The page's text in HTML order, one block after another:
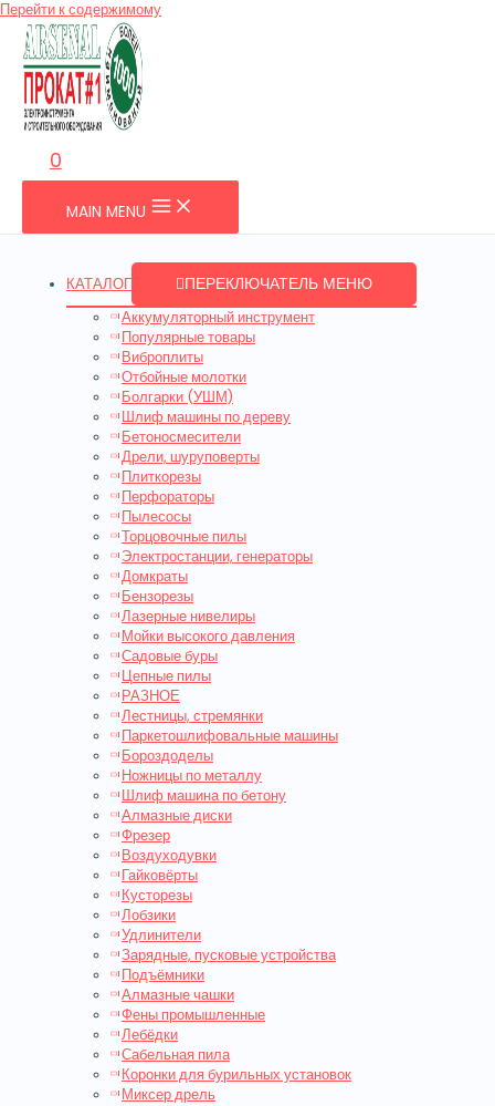
Перейти к содержимому
0
MAIN MENU
КАТАЛОГ ПЕРЕКЛЮЧАТЕЛЬ МЕНЮ
Аккумуляторный инструмент
Популярные товары
Виброплиты
Отбойные молотки
Болгарки (УШМ)
Шлиф машины по дереву
Бетоносмесители
Дрели, шуруповерты
Плиткорезы
Перфораторы
Пылесосы
Торцовочные пилы
Электростанции, генераторы
Домкраты
Бензорезы
Лазерные нивелиры
Мойки высокого давления
Садовые буры
Цепные пилы
РАЗНОЕ
Лестницы, стремянки
Паркетошлифовальные машины
Бороздоделы
Ножницы по металлу
Шлиф машина по бетону
Алмазные диски
Фрезер
Воздуходувки
Гайковёрты
Кусторезы
Лобзики
Удлинители
Зарядные, пусковые устройства
Подъёмники
Алмазные чашки
Фены промышленные
Лебёдки
Сабельная пила
Коронки для бурильных установок
Миксер дрель